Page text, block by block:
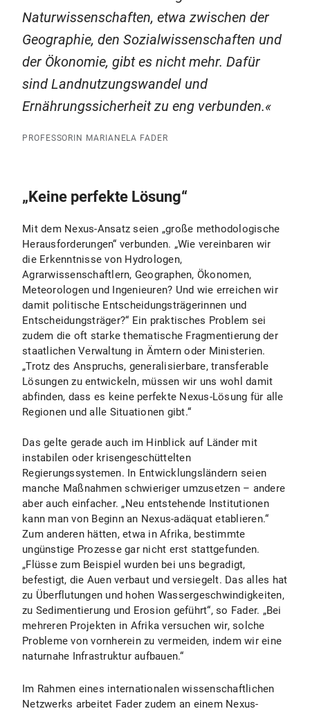
Naturwissenschaften, etwa zwischen der
Geographie, den Sozialwissenschaften und
der Ökonomie, gibt es nicht mehr. Dafür
sind Landnutzungswandel und
Ernährungssicherheit zu eng verbunden.
PROFESSORIN MARIANELA FADER
„Keine perfekte Lösung“
Mit dem Nexus-Ansatz seien „große methodologische
Herausforderungen“ verbunden. „Wie vereinbaren wir
die Erkenntnisse von Hydrologen,
Agrarwissenschaftlern, Geographen, Ökonomen,
Meteorologen und Ingenieuren? Und wie erreichen wir
damit politische Entscheidungsträgerinnen und
Entscheidungsträger?“ Ein praktisches Problem sei
zudem die oft starke thematische Fragmentierung der
staatlichen Verwaltung in Ämtern oder Ministerien.
„Trotz des Anspruchs, generalisierbare, transferable
Lösungen zu entwickeln, müssen wir uns wohl damit
abfinden, dass es keine perfekte Nexus-Lösung für alle
Regionen und alle Situationen gibt.“
Das gelte gerade auch im Hinblick auf Länder mit
instabilen oder krisengeschüttelten
Regierungssystemen. In Entwicklungsländern seien
manche Maßnahmen schwieriger umzusetzen – andere
aber auch einfacher. „Neu entstehende Institutionen
kann man von Beginn an Nexus-adäquat etablieren.“
Zum anderen hätten, etwa in Afrika, bestimmte
ungünstige Prozesse gar nicht erst stattgefunden.
„Flüsse zum Beispiel wurden bei uns begradigt,
befestigt, die Auen verbaut und versiegelt. Das alles hat
zu Überflutungen und hohen Wassergeschwindigkeiten,
zu Sedimentierung und Erosion geführt“, so Fader. „Bei
mehreren Projekten in Afrika versuchen wir, solche
Probleme von vornherein zu vermeiden, indem wir eine
naturnahe Infrastruktur aufbauen.“
Im Rahmen eines internationalen wissenschaftlichen
Netzwerks arbeitet Fader zudem an einem Nexus-